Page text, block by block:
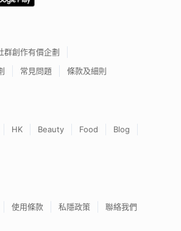
群創作有價企劃
常見問題 條款及細則
HK Beauty Food
Blog
使用條款 私隱政策 聯絡我們